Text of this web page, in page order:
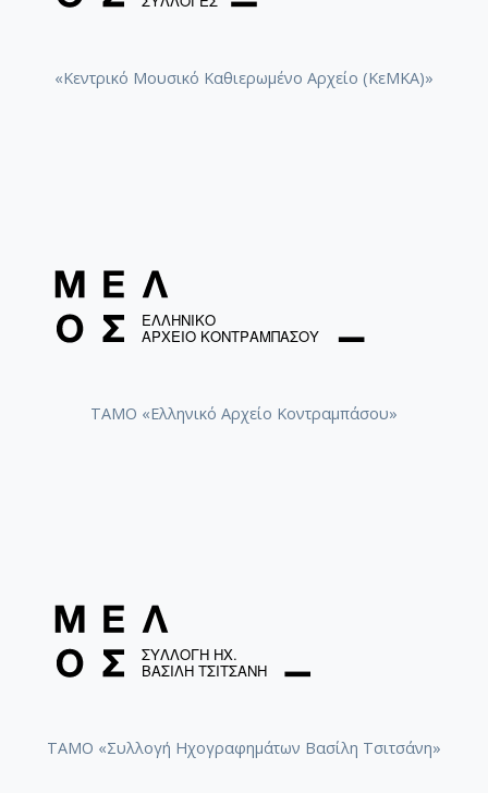
«Κεντρικό Μουσικό Καθιερωμένο Αρχείο (ΚεΜΚΑ)»
ΤΑΜΟ «Ελληνικό Αρχείο Κοντραμπάσου»
ΤΑΜΟ «Συλλογή Ηχογραφημάτων Βασίλη Τσιτσάνη»